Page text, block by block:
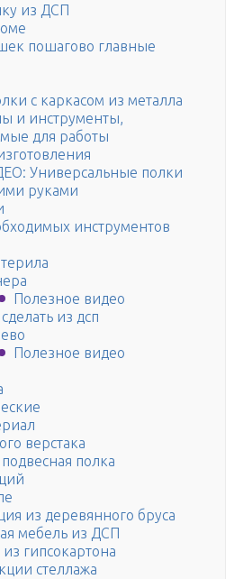
из ДСП
пошагово главные
с каркасом из металла
и инструменты,
для работы
Универсальные полки
руками
инструментов
Полезное видео
из дсп
Полезное видео
верстака
полка
из деревянного бруса
мебель из ДСП
гипсокартона
стеллажа